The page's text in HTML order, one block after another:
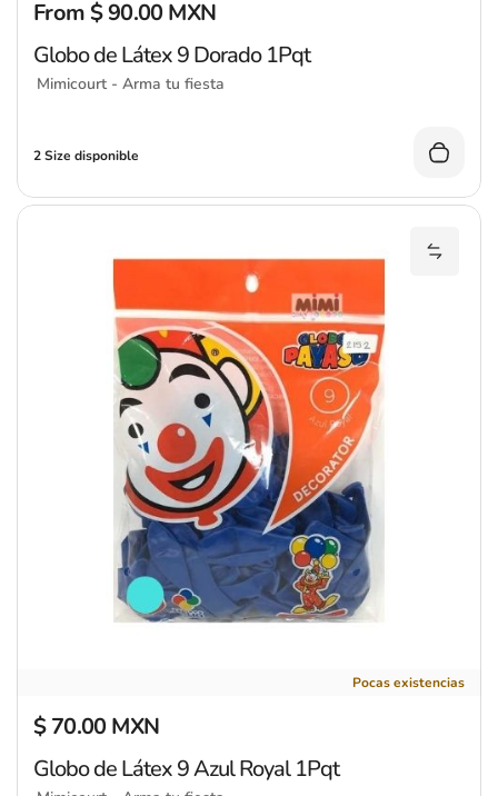
Precio regular
From $ 90.00 MXN
Globo de Látex 9 Dorado 1Pqt
Mimicourt - Arma tu fiesta
2 Size disponible
Pocas existencias
Precio regular
$ 70.00 MXN
Globo de Látex 9 Azul Royal 1Pqt